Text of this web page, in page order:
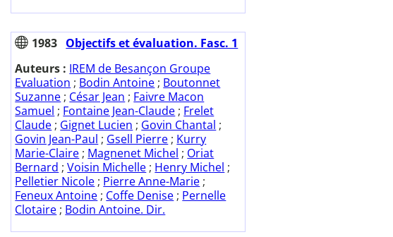
1983 Objectifs et évaluation. Fasc. 1
Auteurs : IREM de Besançon Groupe
Evaluation ; Bodin Antoine ; Boutonnet
Suzanne ; César Jean ; Faivre Macon
Samuel ; Fontaine Jean-Claude ; Frelet
Claude ; Gignet Lucien ; Govin Chantal ;
Govin Jean-Paul ; Gsell Pierre ; Kurry
Marie-Claire ; Magnenet Michel ; Oriat
Bernard ;Voisin Michelle ; Henry Michel ;
Pelletier Nicole ; Pierre Anne-Marie ;
Feneux Antoine ; Coffe Denise ; Pernelle
Clotaire ; Bodin Antoine. Dir.